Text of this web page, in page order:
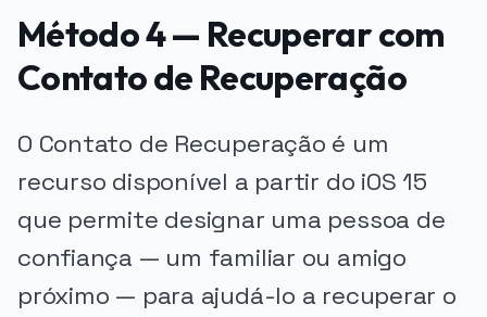
Método 4 — Recuperar com
Contato de Recuperação
O Contato de Recuperação é um
recurso disponível a partir do iOS 15
que permite designar uma pessoa de
confiança — um familiar ou amigo
próximo — para ajudá-lo a recuperar o